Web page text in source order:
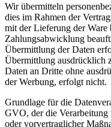
Wir übermitteln
dies im Rahmen der
mit der Lieferung der Ware
Zahlungsabwicklung
Übermittlung der Daten
Übermittlung ausdrücklich
Daten an Dritte ohne
der Werbung, erfolgt nicht.
Grundlage für die
GVO, der die
oder vorvertraglicher